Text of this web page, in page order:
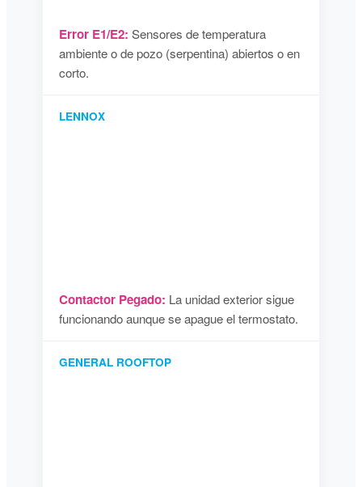
Error E1/E2: Sensores de temperatura
ambiente o de pozo (serpentina) abiertos o en
corto.
LENNOX
Contactor Pegado: La unidad exterior sigue
funcionando aunque se apague el termostato.
GENERAL ROOFTOP